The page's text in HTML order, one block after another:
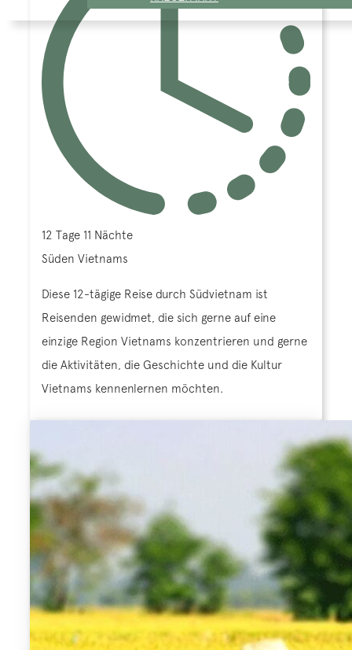
12 Tage 11 Nächte
Süden Vietnams
Diese 12-tägige Reise durch Südvietnam ist
Reisenden gewidmet, die sich gerne auf eine
einzige Region Vietnams konzentrieren und gerne
die Aktivitäten, die Geschichte und die Kultur
Vietnams kennenlernen möchten.